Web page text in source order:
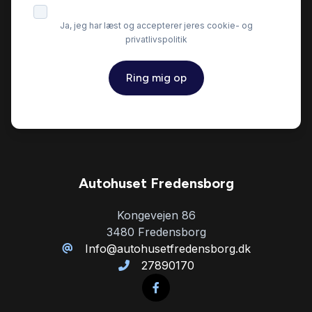
Servostyring
Sædevarme
Ja, jeg har læst og accepterer jeres cookie- og
privatlivspolitik
Ring mig op
Autohuset Fredensborg
Kongevejen 86
3480 Fredensborg
Info@autohusetfredensborg.dk
27890170